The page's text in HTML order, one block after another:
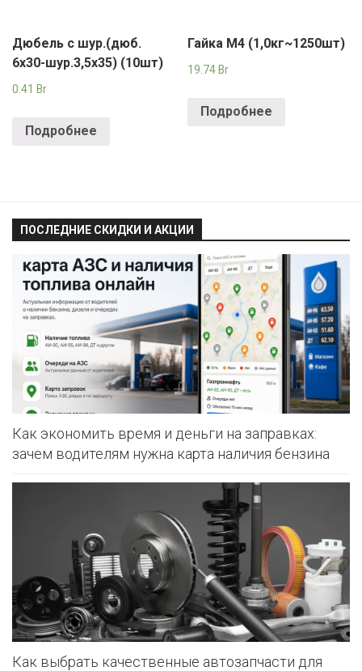
Дюбель с шур.(дюб.
6х30-шур.3,5х35) (10шт)
0.41 Br
Подробнее
Гайка М4 (1,0кг~1250шт)
19.74 Br
Подробнее
ПОСЛЕДНИЕ СКИДКИ И АКЦИИ
Как экономить время и деньги на заправках:
зачем водителям нужна карта наличия бензина
Как выбрать качественные автозапчасти для